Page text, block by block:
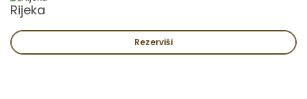
Rijeka
Rezerviši